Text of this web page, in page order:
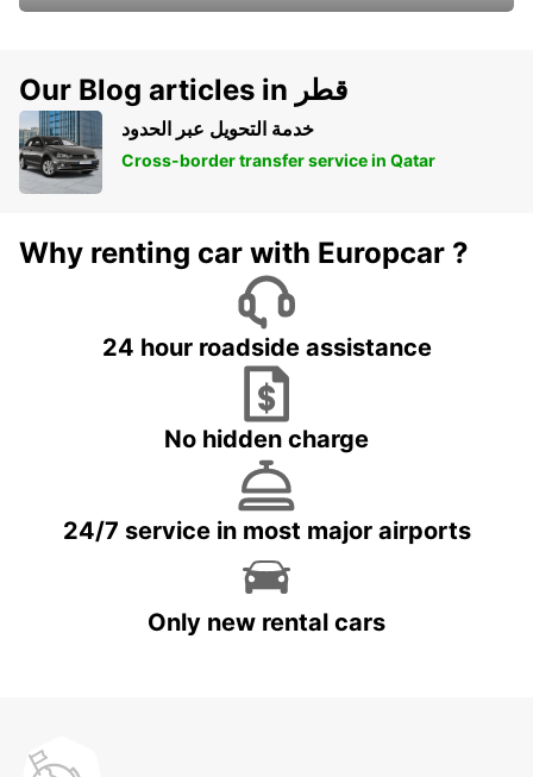
Our Blog articles in قطر
خدمة التحويل عبر الحدود
Cross-border transfer service in Qatar
Why renting car with Europcar ?
24 hour roadside assistance
No hidden charge
24/7 service in most major airports
Only new rental cars